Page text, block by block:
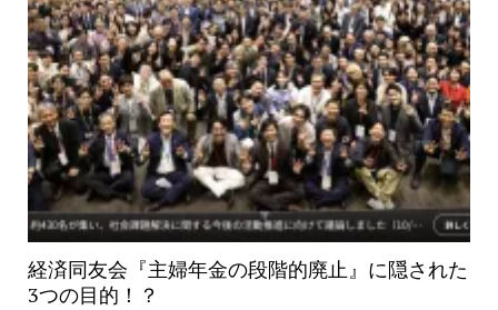
経済同友会『主婦年金の段階的廃止』に隠された
3つの目的！？